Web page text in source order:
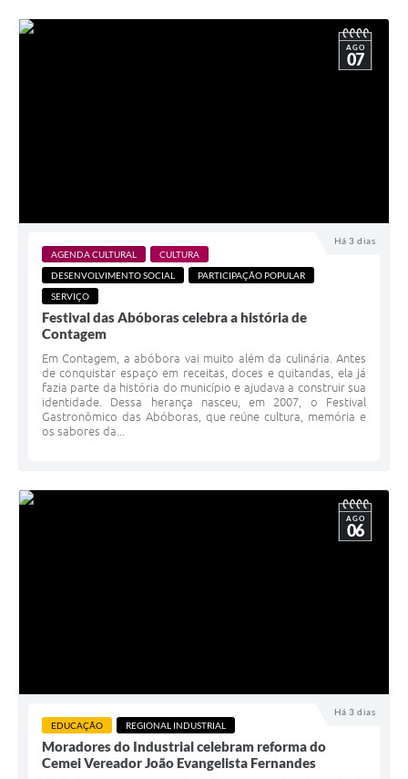
Há 3 dias
AGO
07
AGENDA CULTURAL
CULTURA
DESENVOLVIMENTO SOCIAL
PARTICIPAÇÃO POPULAR
SERVIÇO
Festival das Abóboras celebra a história de
Contagem
Em Contagem, a abóbora vai muito além da culinária. Antes
de conquistar espaço em receitas, doces e quitandas, ela já
fazia parte da história do município e ajudava a construir sua
identidade. Dessa herança nasceu, em 2007, o Festival
Gastronômico das Abóboras, que reúne cultura, memória e
os sabores da...
Há 3 dias
AGO
06
EDUCAÇÃO REGIONAL INDUSTRIAL
Moradores do Industrial celebram reforma do
Cemei Vereador João Evangelista Fernandes